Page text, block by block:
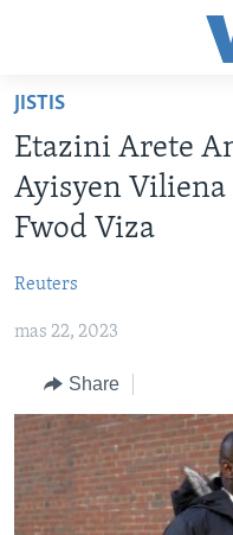
Skip
main
content
Skip
to
main
Skip
Search
AMERIK LATIN
VIDEO
FLASHPOINT IKRÈN
Learning English
SUIV NOU
JISTIS
Etazini Arete
Ayisyen
Fwod Viza
Reuters
mas 22, 2023
Share